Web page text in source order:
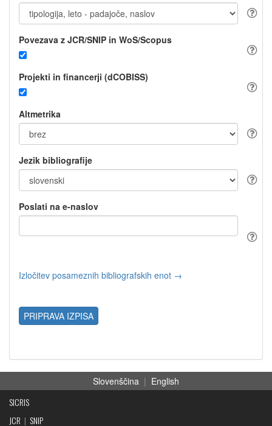
Povezava z JCR/SNIP in WoS/Scopus
Projekti in financerji (dCOBISS)
Altmetrika
Jezik bibliografije
Poslati na e-naslov
Izločitev posameznih bibliografskih enot →
PRIPRAVA IZPISA
Slovenščina | English
SICRIS
JCR | SNIP